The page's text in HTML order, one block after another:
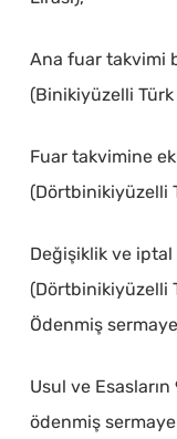
Ana fuar takvimi
(Binikiyüzelli Türk
Fuar takvimine
(Dörtbinikiyüzelli
Değişiklik ve
(Dörtbinikiyüzelli
Ödenmiş
Usul ve
ödenmiş